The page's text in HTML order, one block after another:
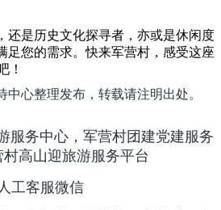
还是历史文化探寻者，亦或是休闲度
足您的需求。快来军营村，感受这座
！
心整理发布，转载请注明出处。
人工客服微信